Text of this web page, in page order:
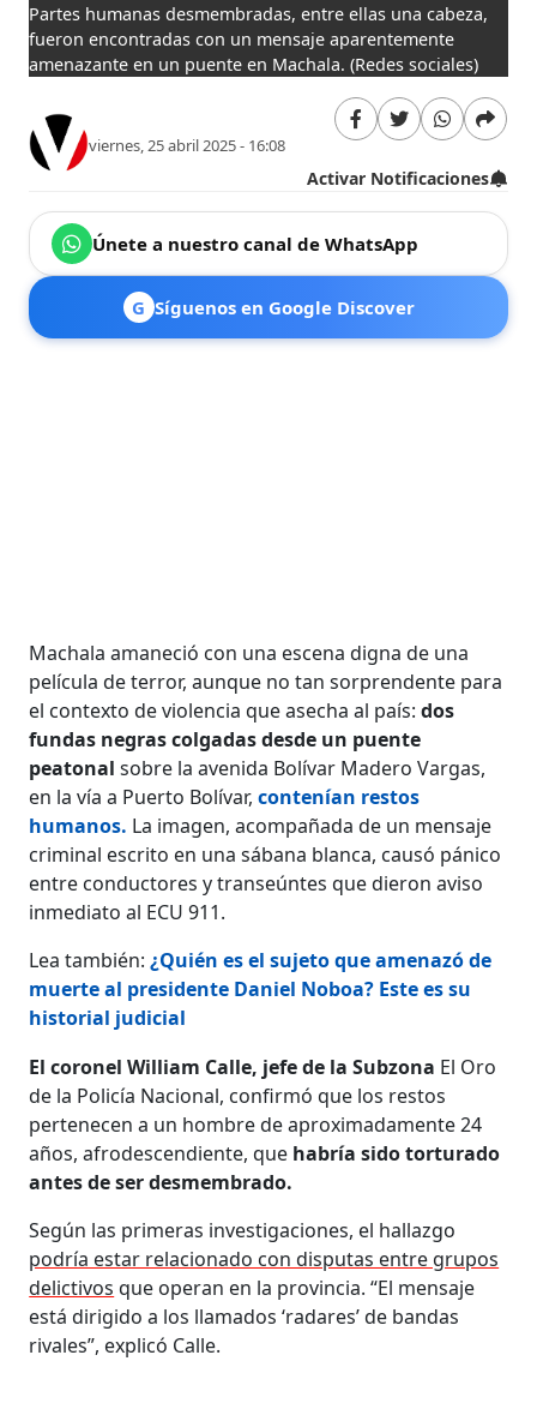
Partes humanas desmembradas, entre ellas una cabeza,
fueron encontradas con un mensaje aparentemente
amenazante en un puente en Machala. (Redes sociales)
viernes, 25 abril 2025 - 16:08
Activar Notificaciones
Únete a nuestro canal de WhatsApp
G Síguenos en Google Discover
Machala amaneció con una escena digna de una
película de terror, aunque no tan sorprendente para
el contexto de violencia que asecha al país:dos
fundas negras colgadas desde un puente
peatonal sobre la avenida Bolívar Madero Vargas,
en la vía a Puerto Bolívar,contenían restos
humanos. La imagen, acompañada de un mensaje
criminal escrito en una sábana blanca, causó pánico
entre conductores y transeúntes que dieron aviso
inmediato al ECU 911.
Lea también:¿Quién es el sujeto que amenazó de
muerte al presidente Daniel Noboa? Este es su
historial judicial
El coronel William Calle, jefe de la Subzona El Oro
de la Policía Nacional, confirmó que los restos
pertenecen a un hombre de aproximadamente 24
años, afrodescendiente, que habría sido torturado
antes de ser desmembrado.
Según las primeras investigaciones, el hallazgo
podría estar relacionado con disputas entre grupos
delictivos que operan en la provincia. “El mensaje
está dirigido a los llamados ‘radares’ de bandas
rivales”, explicó Calle.